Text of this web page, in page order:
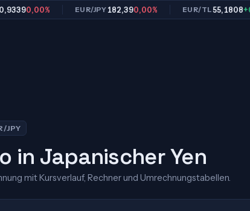
0,00% EUR/JPY182,390,00% EUR/TL55,1808+0,07%
JPY
in Japanischer Yen
mit Kursverlauf, Rechner und Umrechnungstabellen.